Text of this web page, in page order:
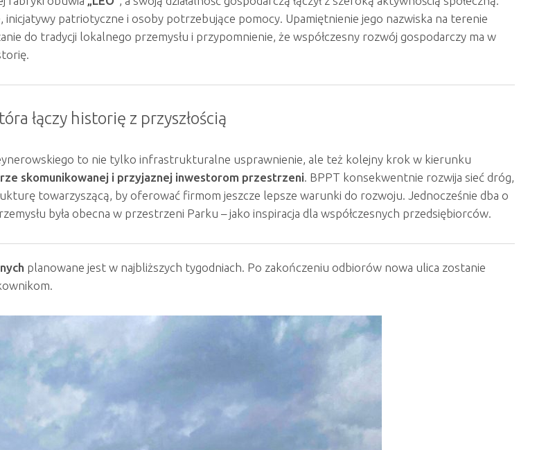
inicjatywy patriotyczne i osoby potrzebujące pomocy. Upamiętnienie jego nazwiska na terenie
do tradycji lokalnego przemysłu i przypomnienie, że współczesny rozwój gospodarczy ma w
łączy historię z przyszłością
to nie tylko infrastrukturalne usprawnienie, ale też kolejny krok w kierunku
skomunikowanej i przyjaznej inwestorom przestrzeni. BPPT konsekwentnie rozwija sieć dróg,
towarzyszącą, by oferować firmom jeszcze lepsze warunki do rozwoju. Jednocześnie dba o
była obecna w przestrzeni Parku – jako inspiracja dla współczesnych przedsiębiorców.
planowane jest w najbliższych tygodniach. Po zakończeniu odbiorów nowa ulica zostanie